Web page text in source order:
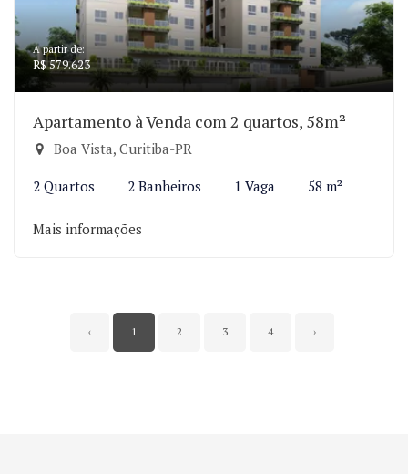
A partir de:
R$ 579.623
Apartamento à Venda com 2 quartos, 58m²
Boa Vista, Curitiba-PR
2 Quartos 2 Banheiros 1 Vaga 58 m²
Mais informações
‹ 1 2 3 4 ›